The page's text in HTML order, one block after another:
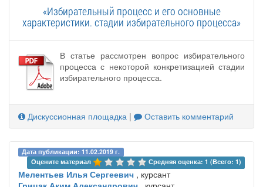
«Избирательный процесс и его основные
характеристики. стадии избирательного процесса»
В статье рассмотрен вопрос избирательного
процесса с некоторой конкретизацией стадии
избирательного процесса.
Дискуссионная площадка | Оставить комментарий
Дата публикации: 11.02.2019 г.
Оцените материал
Средняя оценка: 1 (Всего: 1)
Мелентьев Илья Сергеевич , курсант